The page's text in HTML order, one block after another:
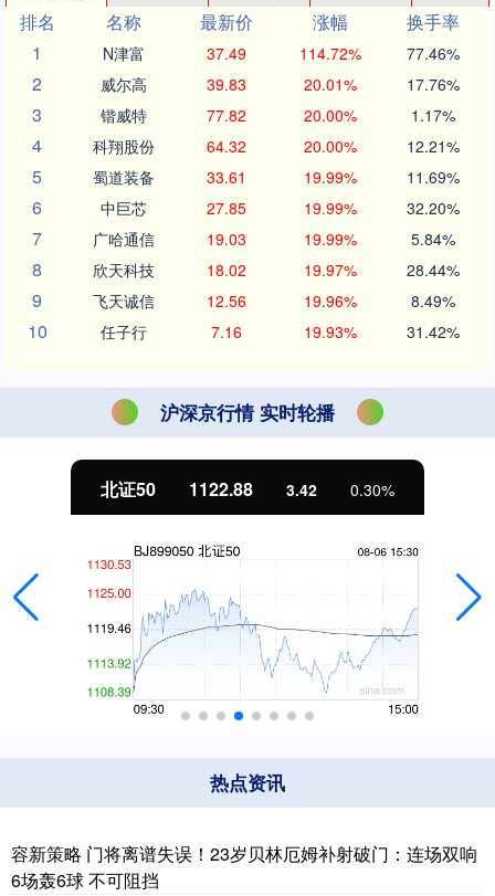
排名
名称 最新价 涨幅
换手率
1
N津富 37.49 114.72% 77.46%
2 威尔高 39.83 20.01% 17.76%
3 锴威特 77.82 20.00% 1.17%
4 科翔股份 64.32 20.00% 12.21%
5 蜀道装备 33.61 19.99% 11.69%
6 中巨芯 27.85 19.99% 32.20%
7 广哈通信 19.03 19.99% 5.84%
8 欣天科技 18.02 19.97% 28.44%
9 飞天诚信 12.56 19.96% 8.49%
10 任子行 7.16 19.93% 31.42%
沪深京行情 实时轮播
北证50 1122.88 3.42 0.30%
热点资讯
容新策略 门将离谱失误！23岁贝林厄姆补射破门：连场双响
6场轰6球 不可阻挡